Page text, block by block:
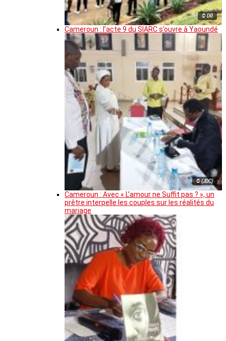
© DR
Cameroun : l’acte 9 du SIARC s’ouvre à Yaoundé
© (JDC)
Cameroun : Avec « L’amour ne Suffit pas ? », un
prêtre interpelle les couples sur les réalités du
mariage